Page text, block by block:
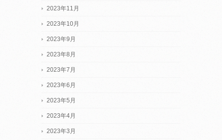
2023年11月
2023年10月
2023年9月
2023年8月
2023年7月
2023年6月
2023年5月
2023年4月
2023年3月